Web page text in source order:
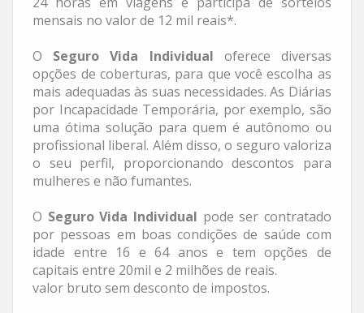
mensais no valor de 12 mil reais*.
O Seguro Vida Individual oferece diversas
opções de coberturas, para que você escolha as
mais adequadas às suas necessidades. As Diárias
por Incapacidade Temporária, por exemplo, são
uma ótima solução para quem é autônomo ou
profissional liberal. Além disso, o seguro valoriza
o seu perfil, proporcionando descontos para
mulheres e não fumantes.
O Seguro Vida Individual pode ser contratado
por pessoas em boas condições de saúde com
idade entre 16 e 64 anos e tem opções de
capitais entre 20mil e 2 milhões de reais.
valor bruto sem desconto de impostos.